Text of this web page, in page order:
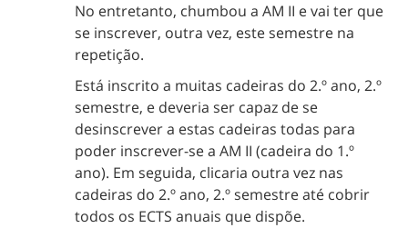
No entretanto, chumbou a AM II e vai ter que
se inscrever, outra vez, este semestre na
repetição.
Está inscrito a muitas cadeiras do 2.º ano, 2.º
semestre, e deveria ser capaz de se
desinscrever a estas cadeiras todas para
poder inscrever-se a AM II (cadeira do 1.º
ano). Em seguida, clicaria outra vez nas
cadeiras do 2.º ano, 2.º semestre até cobrir
todos os ECTS anuais que dispõe.